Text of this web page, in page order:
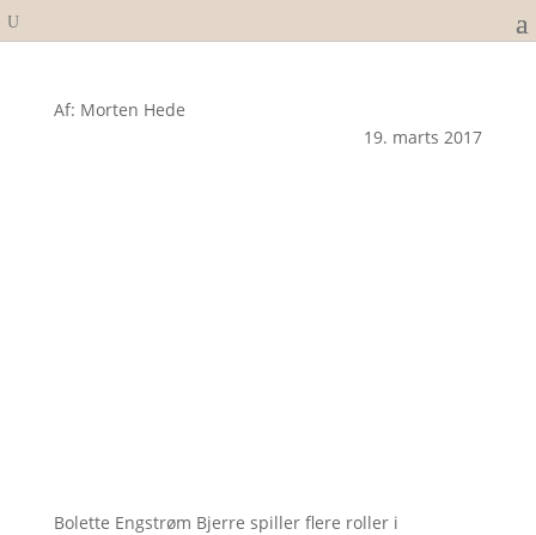
Af: Morten Hede
19. marts 2017
Bolette Engstrøm Bjerre spiller flere roller i